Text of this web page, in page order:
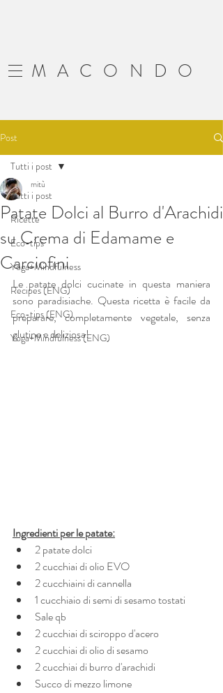
MACONDO
Post
Tutti i post
Ricette
Eco-tips
Yoga+Mindfulness
Recipes (ENG)
Eco-tips (ENG)
Yoga+Mindfulness (ENG)
Tutti i post
Patate Dolci al Burro d'Arachidi
su Crema di Edamame e
Carciofini
mitù
Le patate dolci cucinate in questa maniera
sono paradisiache. Questa ricetta è facile da
preparare, completamente vegetale, senza
glutine e deliziosa!
Ingredienti per le patate:
2 patate dolci
2 cucchiai di olio EVO
2 cucchiaini di cannella
1 cucchiaio di semi di sesamo tostati
Sale qb
2 cucchiai di sciroppo d'acero
2 cucchiai di olio di sesamo
2 cucchiai di burro d'arachidi
Succo di mezzo limone